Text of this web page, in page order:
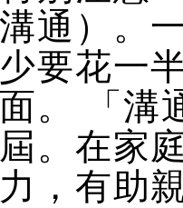
通）。
要花一
。 「溝
。在家
，有助